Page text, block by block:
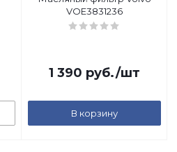
VOE3831236
1 390 руб./шт
В корзину